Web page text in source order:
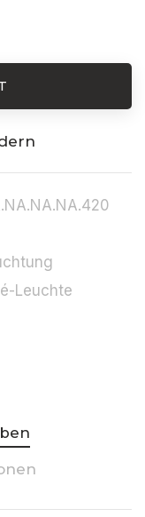
Leuchte